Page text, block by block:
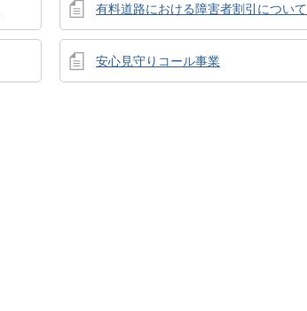
有料道路における障害者割引について
安心見守りコール事業